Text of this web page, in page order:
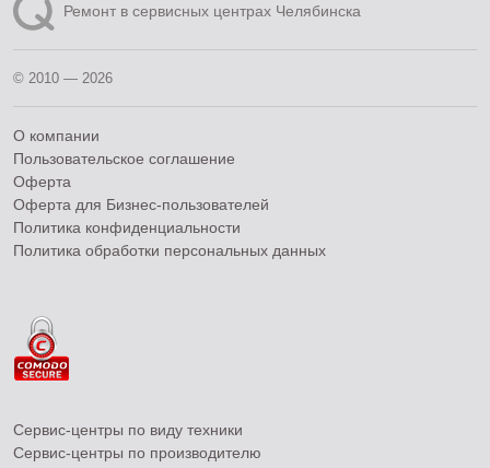
Ремонт в сервисных центрах Челябинска
© 2010 — 2026
О компании
Пользовательское соглашение
Оферта
Оферта для Бизнес-пользователей
Политика конфиденциальности
Политика обработки персональных данных
Сервис-центры по виду техники
Сервис-центры по производителю